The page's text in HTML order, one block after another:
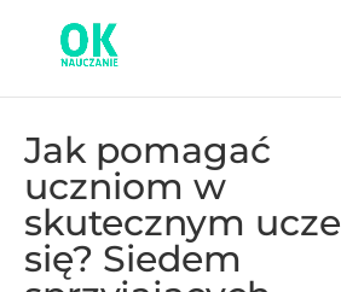
Jak pomagać
uczniom w
skutecznym
się? Siedem